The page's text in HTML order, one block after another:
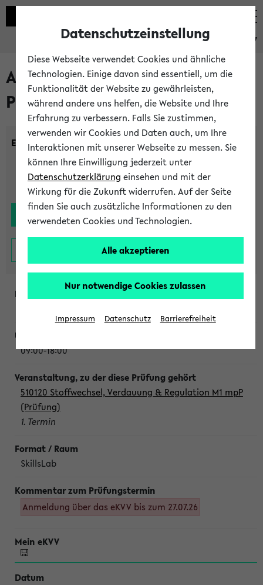
eKVV
Alle noch stattfindenden
Prüfungen
Einrichtung:
09:00-18:00
510120 Stoffwechsel, Verdauung & Regulation M1 mpP
(Prüfung)
1. Termin
SkillsLab
Anmeldung über das eKVV bis zum 27.07.26
Datenschutzeinstellung
Diese Webseite verwendet Cookies und ähnliche
Technologien. Einige davon sind essentiell, um die
Funktionalität der Website zu gewährleisten,
während andere uns helfen, die Website und Ihre
Erfahrung zu verbessern. Falls Sie zustimmen,
verwenden wir Cookies und Daten auch, um Ihre
Interaktionen mit unserer Webseite zu messen. Sie
können Ihre Einwilligung jederzeit unter
Datenschutzerklärung einsehen und mit der
Wirkung für die Zukunft widerrufen. Auf der Seite
finden Sie auch zusätzliche Informationen zu den
verwendeten Cookies und Technologien.
Alle akzeptieren
Nur notwendige Cookies zulassen
Impressum Datenschutz Barrierefreiheit